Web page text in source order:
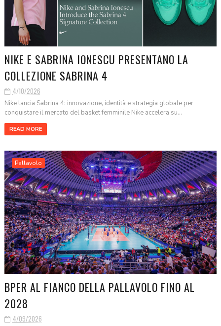
NIKE E SABRINA IONESCU PRESENTANO LA
COLLEZIONE SABRINA 4
4/10/2026
Nike lancia Sabrina 4: innovazione, identità e strategia globale per
conquistare il mercato del basket femminile Nike accelera su...
READ MORE
Pallavolo
BPER AL FIANCO DELLA PALLAVOLO FINO AL
2028
4/09/2026